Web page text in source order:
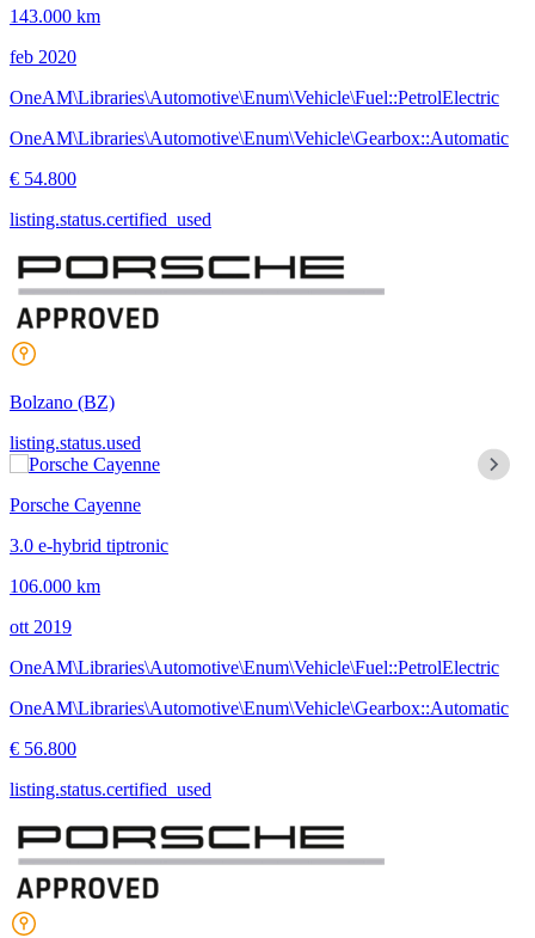
143.000 km
feb 2020
OneAM\Libraries\Automotive\Enum\Vehicle\Fuel::PetrolElectric
OneAM\Libraries\Automotive\Enum\Vehicle\Gearbox::Automatic
€ 54.800
listing.status.certified_used
Bolzano (BZ)
listing.status.used
Porsche Cayenne
3.0 e-hybrid tiptronic
106.000 km
ott 2019
OneAM\Libraries\Automotive\Enum\Vehicle\Fuel::PetrolElectric
OneAM\Libraries\Automotive\Enum\Vehicle\Gearbox::Automatic
€ 56.800
listing.status.certified_used